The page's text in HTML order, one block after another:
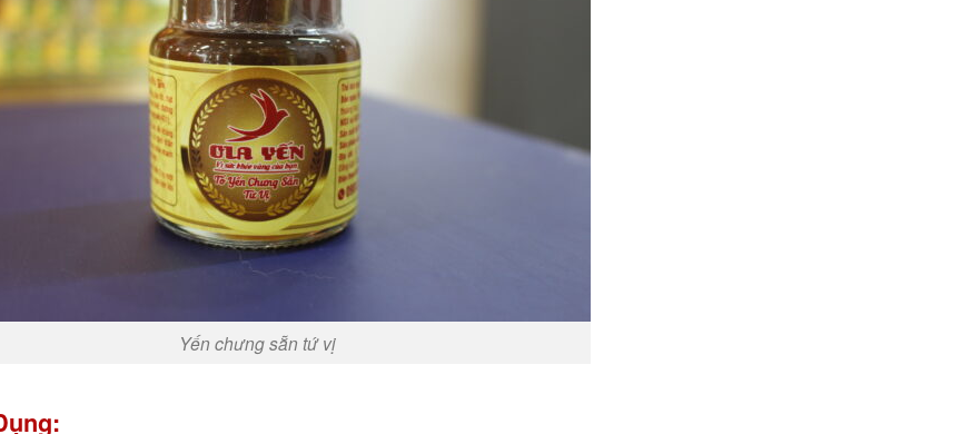
Yến chưng sẵn tứ vị